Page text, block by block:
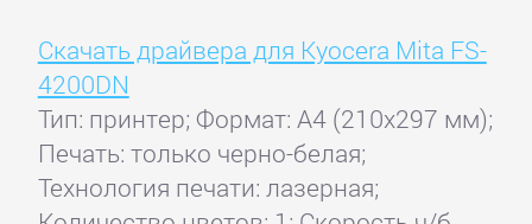
Скачать драйвера для Kyocera Mita FS-
4200DN
Тип: принтер; Формат: A4 (210x297 мм);
Печать: только черно-белая;
Технология печати: лазерная;